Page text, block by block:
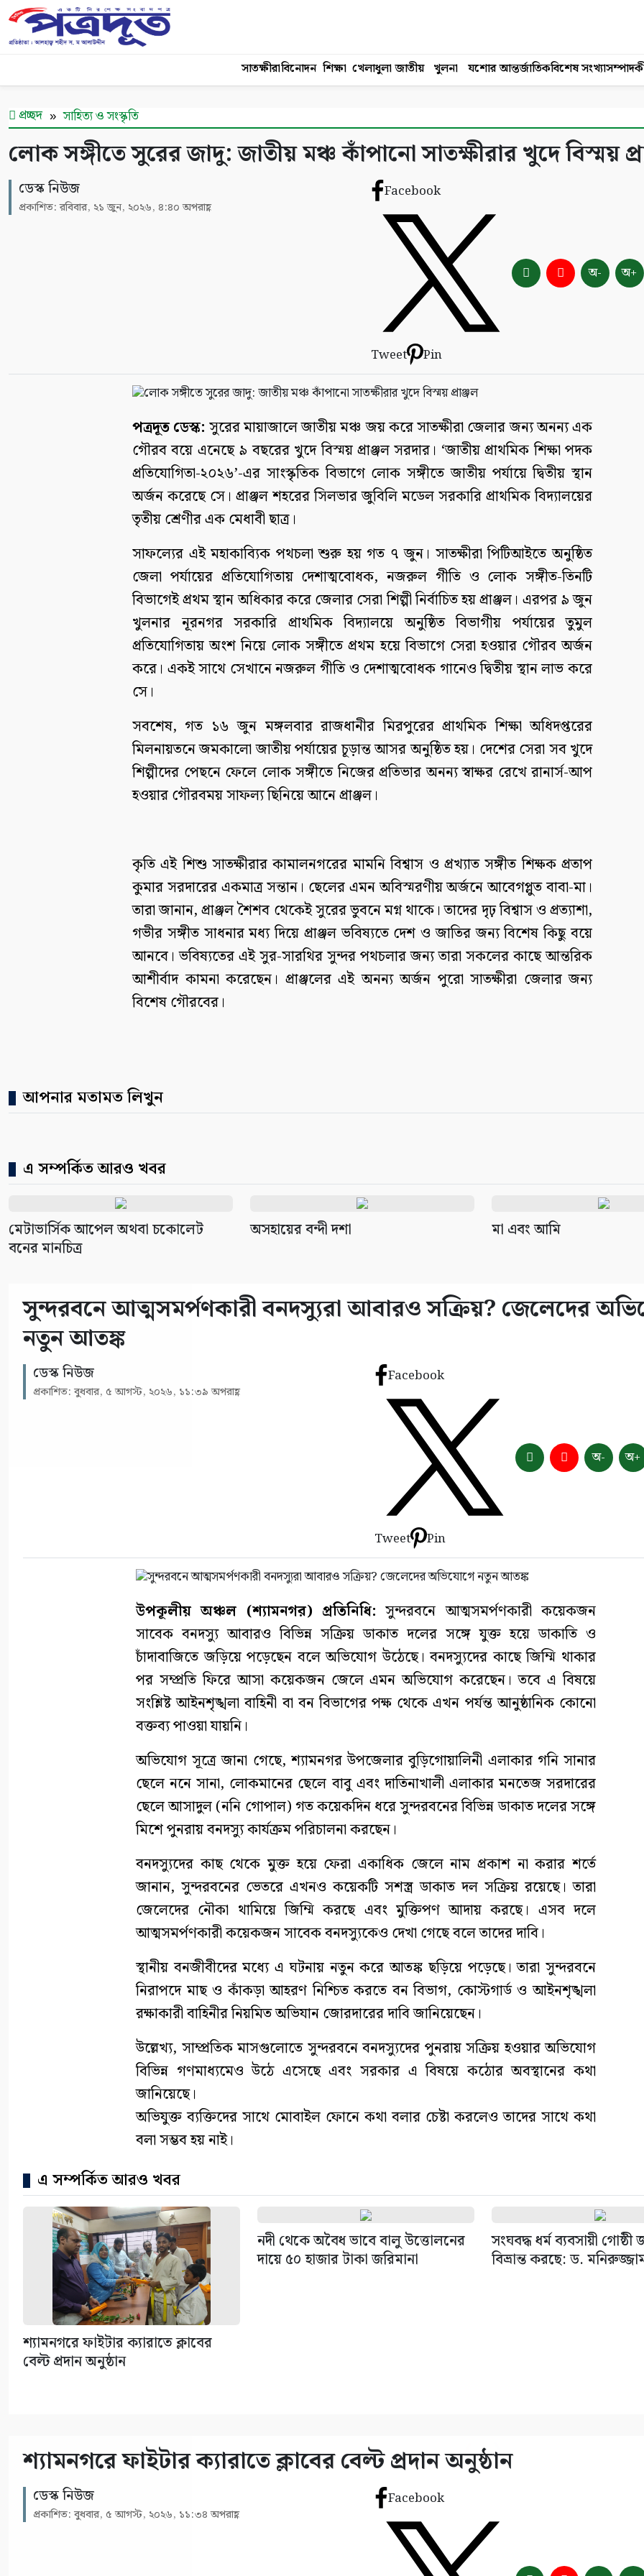
সাতক্ষীরাবিনোদন শিক্ষা খেলাধুলা জাতীয় খুলনা যশোর আন্তর্জাতিকবিশেষ সংখ্যা
প্রচ্ছদ সাহিত্য ও সংস্কৃতি
লোক সঙ্গীতে সুরের জাদু: জাতীয় মঞ্চ কাঁপানো সাতক্ষীরার খুদে বিস্ময়
ডেস্ক নিউজ
প্রকাশিত: রবিবার, ২১ জুন, ২০২৬, ৪:৪০ অপরাহ্ণ
Facebook
Tweet Pin
অ- অ+
পত্রদূত ডেস্ক: সুরের মায়াজালে জাতীয় মঞ্চ জয় করে সাতক্ষীরা জেলার জন্য অনন্য এক
গৌরব বয়ে এনেছে ৯ বছরের খুদে বিস্ময় প্রাঞ্জল সরদার। ‘জাতীয় প্রাথমিক শিক্ষা পদক
প্রতিযোগিতা-২০২৬’-এর সাংস্কৃতিক বিভাগে লোক সঙ্গীতে জাতীয় পর্যায়ে দ্বিতীয় স্থান
অর্জন করেছে সে। প্রাঞ্জল শহরের সিলভার জুবিলি মডেল সরকারি প্রাথমিক বিদ্যালয়ের
তৃতীয় শ্রেণীর এক মেধাবী ছাত্র।
সাফল্যের এই মহাকাব্যিক পথচলা শুরু হয় গত ৭ জুন। সাতক্ষীরা পিটিআইতে অনুষ্ঠিত
জেলা পর্যায়ের প্রতিযোগিতায় দেশাত্মবোধক, নজরুল গীতি ও লোক সঙ্গীত-তিনটি
বিভাগেই প্রথম স্থান অধিকার করে জেলার সেরা শিল্পী নির্বাচিত হয় প্রাঞ্জল। এরপর ৯ জুন
খুলনার নূরনগর সরকারি প্রাথমিক বিদ্যালয়ে অনুষ্ঠিত বিভাগীয় পর্যায়ের তুমুল
প্রতিযোগিতায় অংশ নিয়ে লোক সঙ্গীতে প্রথম হয়ে বিভাগে সেরা হওয়ার গৌরব অর্জন
করে। একই সাথে সেখানে নজরুল গীতি ও দেশাত্মবোধক গানেও দ্বিতীয় স্থান লাভ করে
সে।
সবশেষ, গত ১৬ জুন মঙ্গলবার রাজধানীর মিরপুরের প্রাথমিক শিক্ষা অধিদপ্তরের
মিলনায়তনে জমকালো জাতীয় পর্যায়ের চূড়ান্ত আসর অনুষ্ঠিত হয়। দেশের সেরা সব খুদে
শিল্পীদের পেছনে ফেলে লোক সঙ্গীতে নিজের প্রতিভার অনন্য স্বাক্ষর রেখে রানার্স-আপ
হওয়ার গৌরবময় সাফল্য ছিনিয়ে আনে প্রাঞ্জল।
কৃতি এই শিশু সাতক্ষীরার কামালনগরের মামনি বিশ্বাস ও প্রখ্যাত সঙ্গীত শিক্ষক প্রতাপ
কুমার সরদারের একমাত্র সন্তান। ছেলের এমন অবিস্মরণীয় অর্জনে আবেগপ্লুত বাবা-মা।
তারা জানান, প্রাঞ্জল শৈশব থেকেই সুরের ভুবনে মগ্ন থাকে। তাদের দৃঢ় বিশ্বাস ও প্রত্যাশা,
গভীর সঙ্গীত সাধনার মধ্য দিয়ে প্রাঞ্জল ভবিষ্যতে দেশ ও জাতির জন্য বিশেষ কিছু বয়ে
আনবে। ভবিষ্যতের এই সুর-সারথির সুন্দর পথচলার জন্য তারা সকলের কাছে আন্তরিক
আশীর্বাদ কামনা করেছেন। প্রাঞ্জলের এই অনন্য অর্জন পুরো সাতক্ষীরা জেলার জন্য
বিশেষ গৌরবের।
আপনার মতামত লিখুন
এ সম্পর্কিত আরও খবর
মেটাভার্সিক আপেল অথবা চকোলেট
বনের মানচিত্র
অসহায়ের বন্দী দশা মা এবং আমি
সুন্দরবনে আত্মসমর্পণকারী বনদস্যুরা আবারও সক্রিয়? জেলেদের
নতুন আতঙ্ক
ডেস্ক নিউজ
প্রকাশিত: বুধবার, ৫ আগস্ট, ২০২৬, ১১:৩৯ অপরাহ্ণ
Facebook
Tweet Pin
অ- অ+
উপকূলীয় অঞ্চল (শ্যামনগর) প্রতিনিধি: সুন্দরবনে আত্মসমর্পণকারী কয়েকজন
সাবেক বনদস্যু আবারও বিভিন্ন সক্রিয় ডাকাত দলের সঙ্গে যুক্ত হয়ে ডাকাতি ও
চাঁদাবাজিতে জড়িয়ে পড়েছেন বলে অভিযোগ উঠেছে। বনদস্যুদের কাছে জিম্মি থাকার
পর সম্প্রতি ফিরে আসা কয়েকজন জেলে এমন অভিযোগ করেছেন। তবে এ বিষয়ে
সংশ্লিষ্ট আইনশৃঙ্খলা বাহিনী বা বন বিভাগের পক্ষ থেকে এখন পর্যন্ত আনুষ্ঠানিক কোনো
বক্তব্য পাওয়া যায়নি।
অভিযোগ সূত্রে জানা গেছে, শ্যামনগর উপজেলার বুড়িগোয়ালিনী এলাকার গনি সানার
ছেলে ননে সানা, লোকমানের ছেলে বাবু এবং দাতিনাখালী এলাকার মনতেজ সরদারের
ছেলে আসাদুল (ননি গোপাল) গত কয়েকদিন ধরে সুন্দরবনের বিভিন্ন ডাকাত দলের সঙ্গে
মিশে পুনরায় বনদস্যু কার্যক্রম পরিচালনা করছেন।
বনদস্যুদের কাছ থেকে মুক্ত হয়ে ফেরা একাধিক জেলে নাম প্রকাশ না করার শর্তে
জানান, সুন্দরবনের ভেতরে এখনও কয়েকটি সশস্ত্র ডাকাত দল সক্রিয় রয়েছে। তারা
জেলেদের নৌকা থামিয়ে জিম্মি করছে এবং মুক্তিপণ আদায় করছে। এসব দলে
আত্মসমর্পণকারী কয়েকজন সাবেক বনদস্যুকেও দেখা গেছে বলে তাদের দাবি।
স্থানীয় বনজীবীদের মধ্যে এ ঘটনায় নতুন করে আতঙ্ক ছড়িয়ে পড়েছে। তারা সুন্দরবনে
নিরাপদে মাছ ও কাঁকড়া আহরণ নিশ্চিত করতে বন বিভাগ, কোস্টগার্ড ও আইনশৃঙ্খলা
রক্ষাকারী বাহিনীর নিয়মিত অভিযান জোরদারের দাবি জানিয়েছেন।
উল্লেখ্য, সাম্প্রতিক মাসগুলোতে সুন্দরবনে বনদস্যুদের পুনরায় সক্রিয় হওয়ার অভিযোগ
বিভিন্ন গণমাধ্যমেও উঠে এসেছে এবং সরকার এ বিষয়ে কঠোর অবস্থানের কথা
জানিয়েছে।
অভিযুক্ত ব্যক্তিদের সাথে মোবাইল ফোনে কথা বলার চেষ্টা করলেও তাদের সাথে কথা
বলা সম্ভব হয় নাই।
এ সম্পর্কিত আরও খবর
শ্যামনগরে ফাইটার ক্যারাতে ক্লাবের
বেল্ট প্রদান অনুষ্ঠান
নদী থেকে অবৈধ ভাবে বালু উত্তোলনের
দায়ে ৫০ হাজার টাকা জরিমানা
সংঘবদ্ধ ধর্ম ব্যবসায়ী গোষ্ঠী
বিভ্রান্ত করছে: ড.
শ্যামনগরে ফাইটার ক্যারাতে ক্লাবের বেল্ট প্রদান অনুষ্ঠান
ডেস্ক নিউজ
প্রকাশিত: বুধবার, ৫ আগস্ট, ২০২৬, ১১:৩৪ অপরাহ্ণ
Facebook